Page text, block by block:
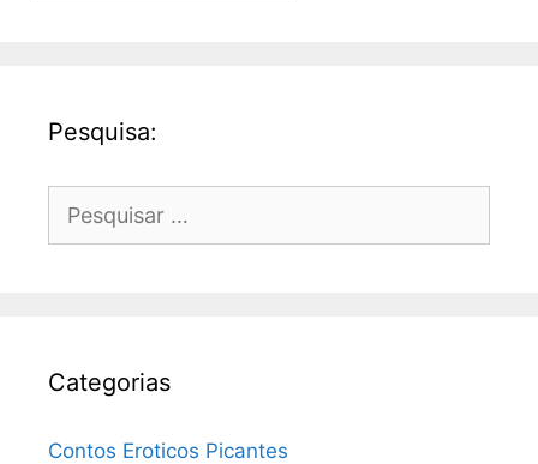
Pesquisa:
por:
Categorias
Contos Eroticos Picantes